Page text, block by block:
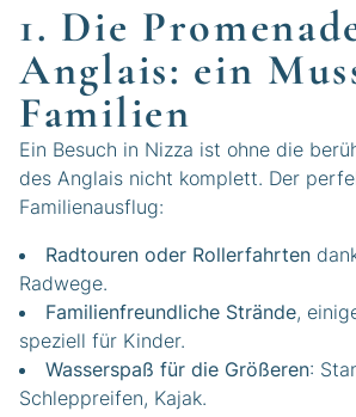
1. Die
Anglais: ein
Familien
Ein Besuch in Nizza ist ohne die
des Anglais nicht komplett. Der
Familienausflug:
Radtouren oder Rollerfahrten
Radwege.
Familienfreundliche Strände,
speziell für Kinder.
Wasserspaß für die Größeren:
Schleppreifen, Kajak.